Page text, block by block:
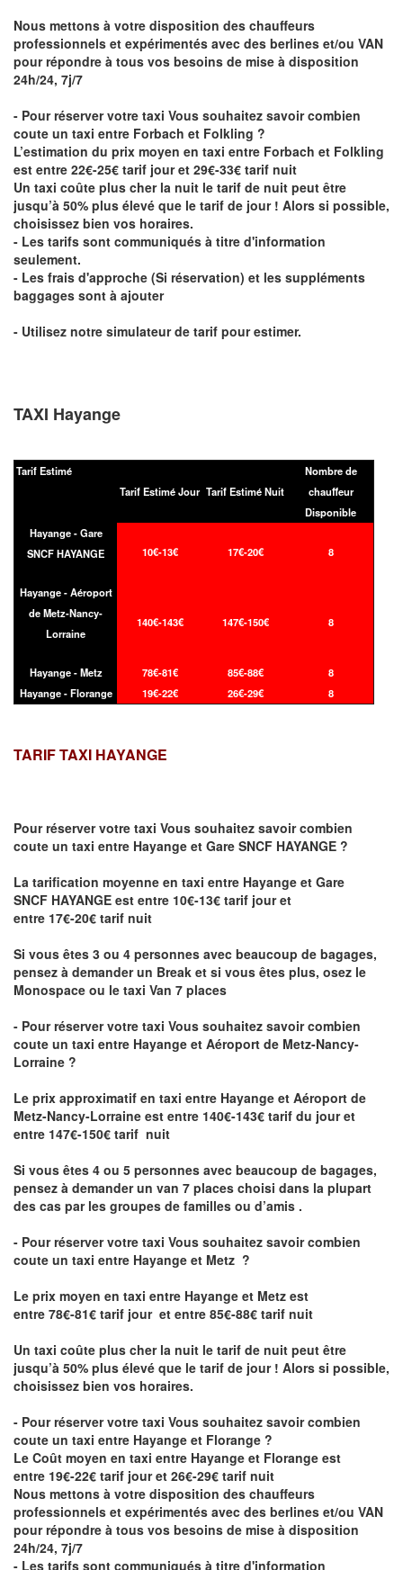
Nous mettons à votre disposition des chauffeurs
professionnels et expérimentés avec des berlines et/ou VAN
pour répondre à tous vos besoins de mise à disposition
24h/24, 7j/7
- Pour réserver votre taxi Vous souhaitez savoircombien
coute un taxi entre Forbach et Folkling ?
L’estimation du prix moyen en taxi entre Forbach et Folkling
est entre 22€-25€ tarif jour et 29€-33€ tarif nuit
Un taxi coûte plus cher la nuit le tarif de nuit peut être
jusqu’à 50% plus élevé que le tarif de jour ! Alors si possible,
choisissez bien vos horaires.
- Les tarifs sont communiqués à titre d'information
seulement.
- Les frais d'approche (Si réservation) et les suppléments
baggages sont à ajouter
- Utilisez notre simulateur de tarif pour estimer.
TAXI Hayange
Tarif Estimé
Tarif Estimé Jour Tarif Estimé Nuit
Nombre de
chauffeur
Disponible
Hayange - Gare
SNCF HAYANGE
10€-13€ 17€-20€ 8
Hayange - Aéroport
de Metz-Nancy-
Lorraine
140€-143€ 147€-150€ 8
Hayange - Metz 78€-81€ 85€-88€
8
Hayange - Florange
19€-22€ 26€-29€ 8
TARIF TAXI HAYANGE
Pour réserver votre taxi Vous souhaitez savoircombien
coute un taxi entre Hayange et Gare SNCF HAYANGE ?
La tarification moyenne en taxi entre Hayange et Gare
SNCF HAYANGE est entre 10€-13€ tarif jour et
entre 17€-20€ tarif nuit
Si vous êtes 3 ou 4 personnes avec beaucoup de bagages,
pensez à demander un Break et si vous êtes plus, osez le
Monospace ou le taxi Van 7 places
- Pour réserver votre taxi Vous souhaitez savoircombien
coute un taxi entre Hayange et Aéroport de Metz-Nancy-
Lorraine ?
Le prix approximatif en taxi entre Hayange et Aéroport de
Metz-Nancy-Lorraine est entre 140€-143€ tarif du jour et
entre 147€-150€ tarif nuit
Si vous êtes 4 ou 5 personnes avec beaucoup de bagages,
pensez à demander un van 7 places choisi dans la plupart
des cas par les groupes de familles ou d’amis .
- Pour réserver votre taxi Vous souhaitez savoircombien
coute un taxi entre Hayange et Metz ?
Le prix moyen en taxi entre Hayange et Metz est
entre 78€-81€ tarif jour et entre 85€-88€ tarif nuit
Un taxi coûte plus cher la nuit le tarif de nuit peut être
jusqu’à 50% plus élevé que le tarif de jour ! Alors si possible,
choisissez bien vos horaires.
- Pour réserver votre taxi Vous souhaitez savoircombien
coute un taxi entre Hayange et Florange ?
Le Coût moyen en taxi entre Hayange et Florange est
entre 19€-22€ tarif jour et 26€-29€ tarif nuit
Nous mettons à votre disposition des chauffeurs
professionnels et expérimentés avec des berlines et/ou VAN
pour répondre à tous vos besoins de mise à disposition
24h/24, 7j/7
- Les tarifs sont communiqués à titre d'information